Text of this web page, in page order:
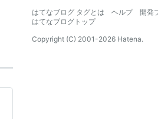
はてなブログ タグとは
ヘルプ
開発
はてなブログトップ
Copyright (C) 2001-2026 Hatena.